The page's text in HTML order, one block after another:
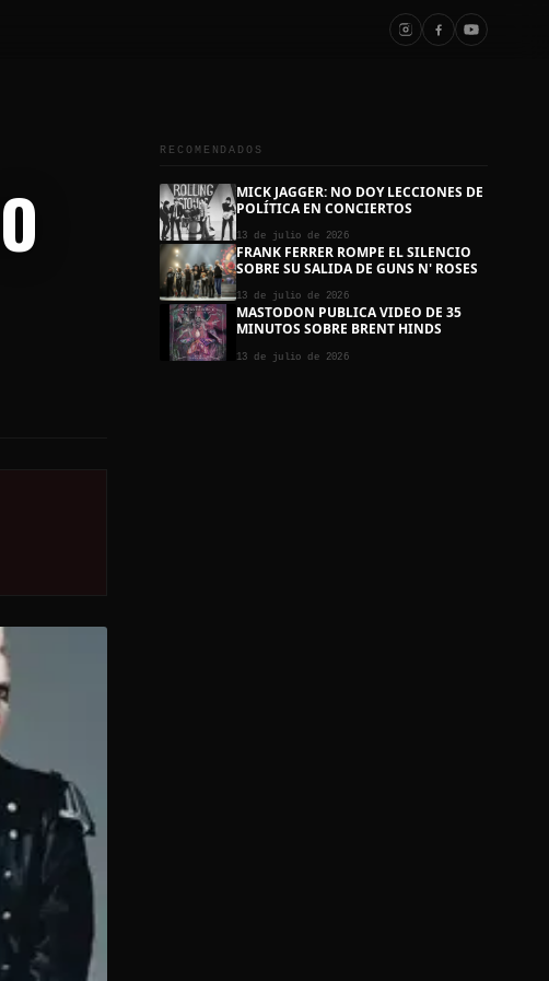
RECOMENDADOS
MICK JAGGER: NO DOY LECCIONES DE
POLÍTICA EN CONCIERTOS
13 de julio de 2026
FRANK FERRER ROMPE EL SILENCIO
SOBRE SU SALIDA DE GUNS N' ROSES
13 de julio de 2026
MASTODON PUBLICA VIDEO DE 35
MINUTOS SOBRE BRENT HINDS
13 de julio de 2026